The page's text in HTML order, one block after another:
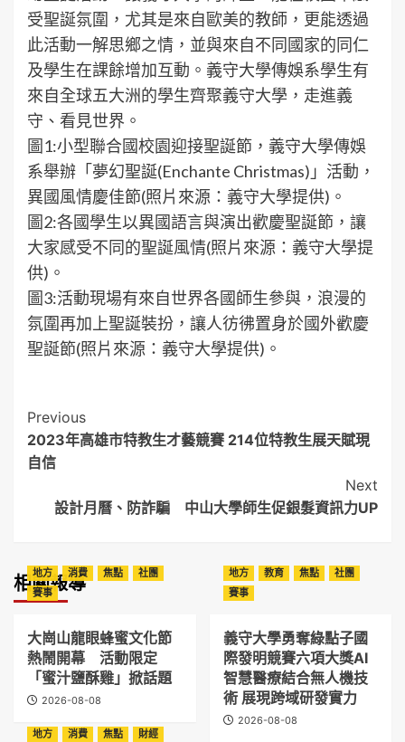
受聖誕氛圍，尤其是來自歐美的教師，更能透過
此活動一解思鄉之情，並與來自不同國家的同仁
及學生在課餘增加互動。義守大學傳娛系學生有
來自全球五大洲的學生齊聚義守大學，走進義
守、看見世界。
圖1:小型聯合國校園迎接聖誕節，義守大學傳娛
系舉辦「夢幻聖誕(Enchante Christmas)」活動，
異國風情慶佳節(照片來源：義守大學提供)。
圖2:各國學生以異國語言與演出歡慶聖誕節，讓
大家感受不同的聖誕風情(照片來源：義守大學提
供)。
圖3:活動現場有來自世界各國師生參與，浪漫的
氛圍再加上聖誕裝扮，讓人彷彿置身於國外歡慶
聖誕節(照片來源：義守大學提供)。
Post
Navigation
Previous
2023年高雄市特教生才藝競賽 214位特教生展天賦現
自信
Next
設計月曆、防詐騙 中山大學師生促銀髮資訊力UP
相關報導
地方 消費 焦點
社團
賽事
大崗山龍眼蜂蜜文化節
熱鬧開幕 活動限定
「蜜汁鹽酥雞」掀話題
2026-08-08
地方 教育 焦點
社團
賽事
義守大學勇奪綠點子國
際發明競賽六項大獎AI
智慧醫療結合無人機技
術 展現跨域研發實力
2026-08-08
地方
消費 焦點 財經